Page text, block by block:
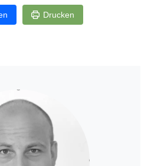
Drucken